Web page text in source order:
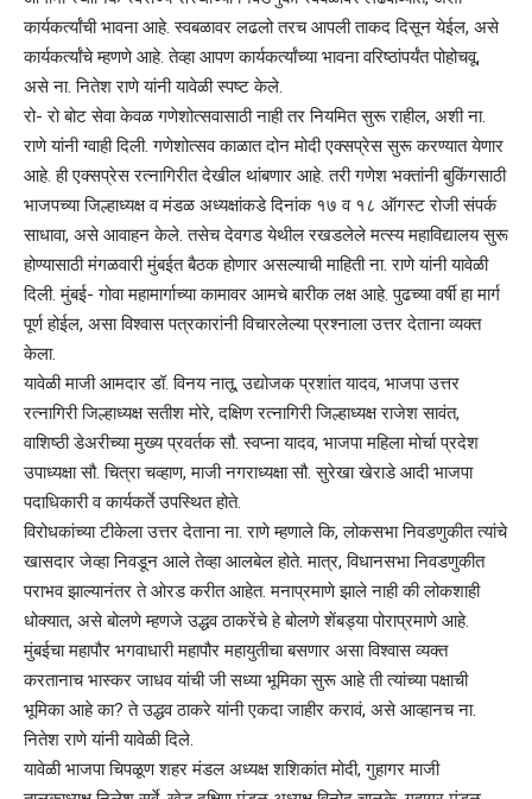
कार्यकर्त्यांची भावना आहे. स्वबळावर लढलो तरच आपली ताकद दिसून येईल, असे
कार्यकर्त्यांचे म्हणणे आहे. तेव्हा आपण कार्यकर्त्यांच्या भावना वरिष्ठांपर्यंत पोहोचवू,
असे ना. नितेश राणे यांनी यावेळी स्पष्ट केले.
रो- रो बोट सेवा केवळ गणेशोत्सवासाठी नाही तर नियमित सुरू राहील, अशी ना.
राणे यांनी ग्वाही दिली. गणेशोत्सव काळात दोन मोदी एक्सप्रेस सुरू करण्यात येणार
आहे. ही एक्सप्रेस रत्नागिरीत देखील थांबणार आहे. तरी गणेश भक्तांनी बुकिंगसाठी
भाजपच्या जिल्हाध्यक्ष व मंडळ अध्यक्षांकडे दिनांक १७ व १८ ऑगस्ट रोजी संपर्क
साधावा, असे आवाहन केले. तसेच देवगड येथील रखडलेले मत्स्य महाविद्यालय सुरू
होण्यासाठी मंगळवारी मुंबईत बैठक होणार असल्याची माहिती ना. राणे यांनी यावेळी
दिली. मुंबई- गोवा महामार्गाच्या कामावर आमचे बारीक लक्ष आहे. पुढच्या वर्षी हा मार्ग
पूर्ण होईल, असा विश्वास पत्रकारांनी विचारलेल्या प्रश्नाला उत्तर देताना व्यक्त
केला.
यावेळी माजी आमदार डॉ. विनय नातू, उद्योजक प्रशांत यादव, भाजपा उत्तर
रत्नागिरी जिल्हाध्यक्ष सतीश मोरे, दक्षिण रत्नागिरी जिल्हाध्यक्ष राजेश सावंत,
वाशिष्ठी डेअरीच्या मुख्य प्रवर्तक सौ. स्वप्ना यादव, भाजपा महिला मोर्चा प्रदेश
उपाध्यक्षा सौ. चित्रा चव्हाण, माजी नगराध्यक्षा सौ. सुरेखा खेराडे आदी भाजपा
पदाधिकारी व कार्यकर्ते उपस्थित होते.
विरोधकांच्या टीकेला उत्तर देताना ना. राणे म्हणाले कि, लोकसभा निवडणुकीत त्यांचे
खासदार जेव्हा निवडून आले तेव्हा आलबेल होते. मात्र, विधानसभा निवडणुकीत
पराभव झाल्यानंतर ते ओरड करीत आहेत. मनाप्रमाणे झाले नाही की लोकशाही
धोक्यात, असे बोलणे म्हणजे उद्धव ठाकरेंचे हे बोलणे शेंबड्या पोराप्रमाणे आहे.
मुंबईचा महापौर भगवाधारी महापौर महायुतीचा बसणार असा विश्वास व्यक्त
करतानाच भास्कर जाधव यांची जी सध्या भूमिका सुरू आहे ती त्यांच्या पक्षाची
भूमिका आहे का? ते उद्धव ठाकरे यांनी एकदा जाहीर करावं, असे आव्हानच ना.
नितेश राणे यांनी यावेळी दिले.
यावेळी भाजपा चिपळूण शहर मंडल अध्यक्ष शशिकांत मोदी, गुहागर माजी